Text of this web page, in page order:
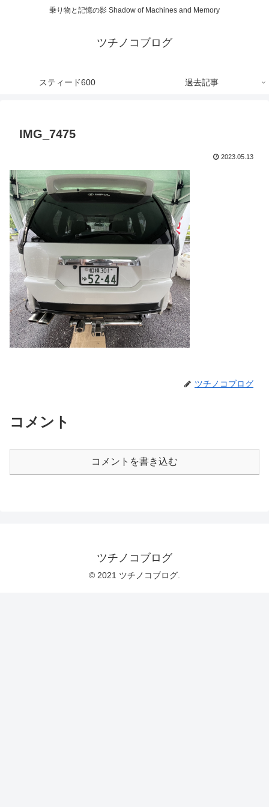
乗り物と記憶の影 Shadow of Machines and Memory
ツチノコブログ
スティード600 過去記事
IMG_7475
2023.05.13
ツチノコブログ
コメント
コメントを書き込む
ツチノコブログ
© 2021 ツチノコブログ.